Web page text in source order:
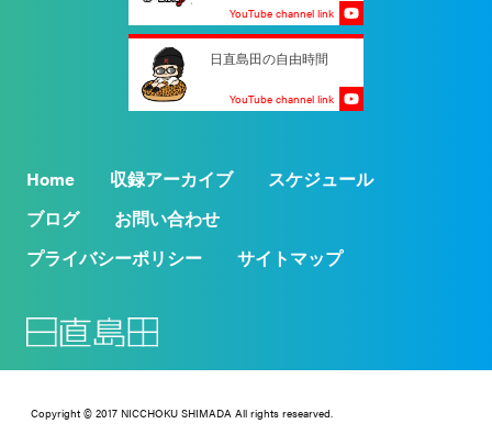
YouTube channel link
日直島田の自由時間
YouTube channel link
Home 収録アーカイブ
スケジュール
ブログ
お問い合わせ
プライバシーポリシー
サイトマップ
Copyright © 2017 NICCHOKU SHIMADA All rights researved.